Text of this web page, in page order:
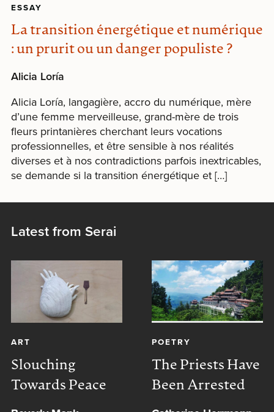
ESSAY
La transition énergétique et numérique
: un prurit ou un danger populiste ?
Alicia Loría
Alicia Loría, langagière, accro du numérique, mère
d’une femme merveilleuse, grand-mère de trois
fleurs printanières cherchant leurs vocations
professionnelles, et être sensible à nos réalités
diverses et à nos contradictions parfois inextricables,
se demande si la transition énergétique et […]
Latest from Serai
ART
Slouching
Towards Peace
POETRY
The Priests Have
Been Arrested